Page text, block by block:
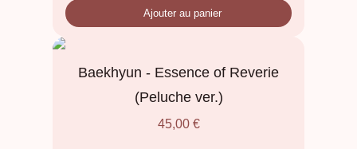
Ajouter au panier
Baekhyun - Essence of Reverie
(Peluche ver.)
45,00 €